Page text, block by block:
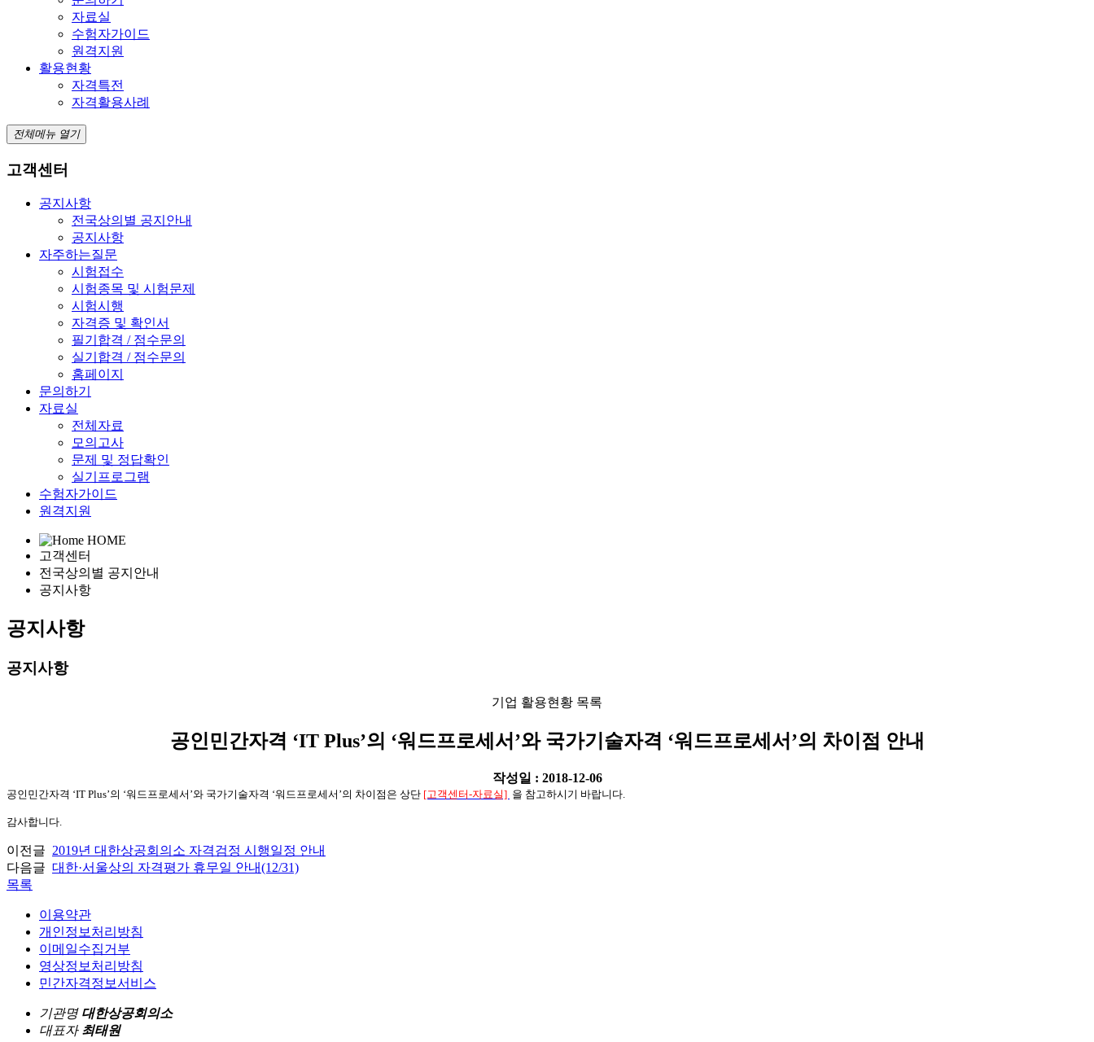
자료실
수험자가이드
원격지원
활용현황
자격특전
자격활용사례
전체메뉴 열기
고객센터
공지사항
전국상의별 공지안내
공지사항
자주하는질문
시험접수
시험종목 및 시험문제
시험시행
자격증 및 확인서
필기합격 / 점수문의
실기합격 / 점수문의
홈페이지
문의하기
자료실
전체자료
모의고사
문제 및 정답확인
실기프로그램
수험자가이드
원격지원
HOME
고객센터
전국상의별 공지안내
공지사항
공지사항
공지사항
기업 활용현황 목록
공인민간자격 ‘IT Plus’의 ‘워드프로세서’와 국가기술자격 ‘워드프로세서’의 차이점 안내
작성일 : 2018-12-06
공인민간자격 ‘IT Plus’의 ‘워드프로세서’와 국가기술자격 ‘워드프로세서’의 차이점은 상단 [고객센터-자료실] 을 참고하시기 바랍니다.
감사합니다.
이전글 2019년 대한상공회의소 자격검정 시행일정 안내
다음글 대한·서울상의 자격평가 휴무일 안내(12/31)
목록
이용약관
개인정보처리방침
이메일수집거부
영상정보처리방침
민간자격정보서비스
기관명 대한상공회의소
대표자 최태원